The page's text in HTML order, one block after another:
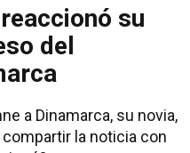
su
del
a Dinamarca, su novia,
compartir la noticia con